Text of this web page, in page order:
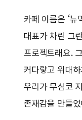
카페 이름은 ‘뉴
대표가 차린 그
프로젝트래요.
커다랗고 위대
우리가 무심코
존재감을 만들